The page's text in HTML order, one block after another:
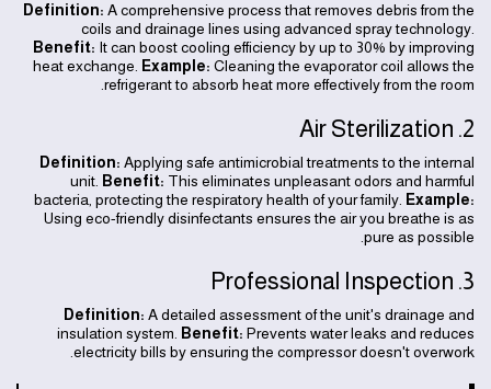
Definition: A comprehensive process that removes debris from the
coils and drainage lines using advanced spray technology.
Benefit: It can boost cooling efficiency by up to 30% by improving
heat exchange.
Example: Cleaning the evaporator coil allows the
refrigerant to absorb heat more effectively from the room.
2. Air Sterilization
Definition: Applying safe antimicrobial treatments to the internal
unit. Benefit: This eliminates unpleasant odors and harmful
bacteria, protecting the respiratory health of your family. Example:
Using eco-friendly disinfectants ensures the air you breathe is as
pure as possible.
3. Professional Inspection
Definition: A detailed assessment of the unit's drainage and
insulation system.
Benefit: Prevents water leaks and reduces
electricity bills by ensuring the compressor doesn't overwork.